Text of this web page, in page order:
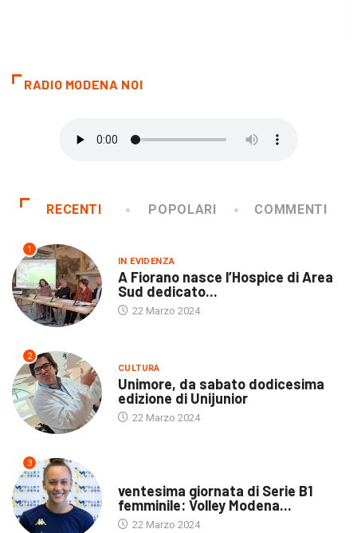
RADIO MODENA NOI
RECENTI POPOLARI COMMENTI
1
IN EVIDENZA
A Fiorano nasce l’Hospice di Area
Sud dedicato...
22 Marzo 2024
2
CULTURA
Unimore, da sabato dodicesima
edizione di Unijunior
22 Marzo 2024
3
ventesima giornata di Serie B1
femminile: Volley Modena...
22 Marzo 2024